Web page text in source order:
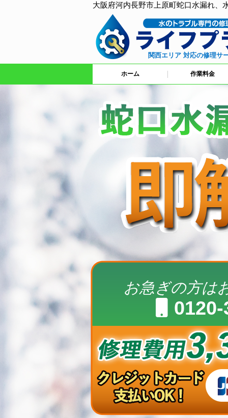
大阪府河内長野市上原町蛇口水漏れ、
関西エリア 対応の修理サ
ホーム 作業料金
お急ぎの方は